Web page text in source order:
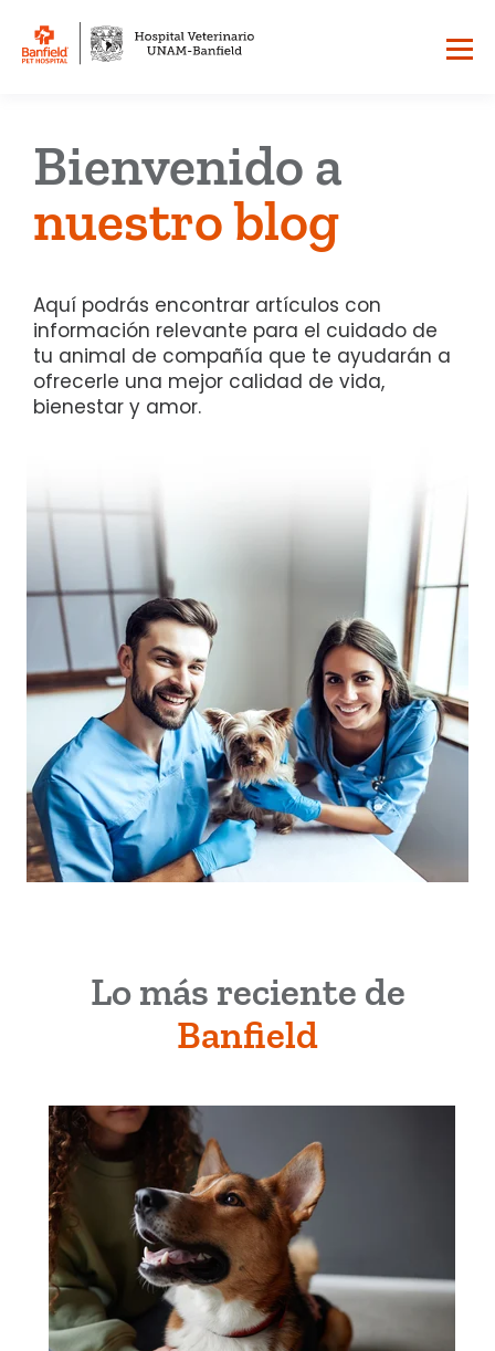
Bienvenido a
nuestro blog
Aquí podrás encontrar artículos con
información relevante para el cuidado de
tu animal de compañía que te ayudarán a
ofrecerle una mejor calidad de vida,
bienestar y amor.
Lo más reciente de
Banfield